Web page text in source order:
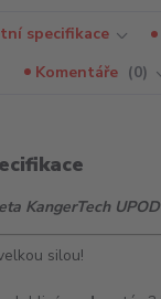
specifikace
Komentáře
0
KangerTech UPOD
silou!